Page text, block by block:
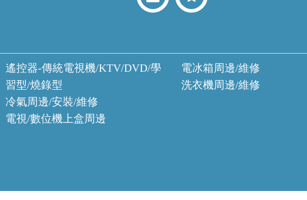
遙控器-傳統電視機/KTV/DVD/學
習型/燒錄型
冷氣周邊/安裝/維修
電視/數位機上盒周邊
電冰箱周邊/維修
洗衣機周邊/維修